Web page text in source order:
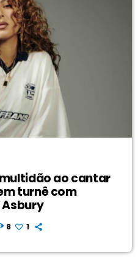
ao cantar
turnê com
Asbury
8 1